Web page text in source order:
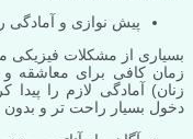
پیش نوازی و آمادگی
بسیاری از مشکلات فیزیکی
زمان کافی برای معاشقه
زنان) آمادگی لازم را
دخول بسیار راحت تر و بدون